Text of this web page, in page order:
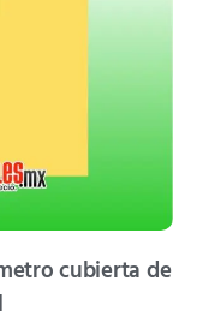
cubierta de